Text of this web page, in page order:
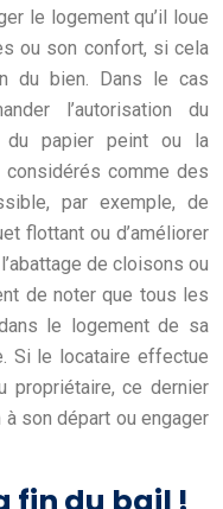
le logement qu’il loue
ou son confort, si cela
du bien. Dans le cas
l’autorisation du
du papier peint ou la
comme des
par exemple, de
flottant ou d’améliorer
de cloisons ou
de noter que tous les
le logement de sa
Si le locataire effectue
propriétaire, ce dernier
son départ ou engager